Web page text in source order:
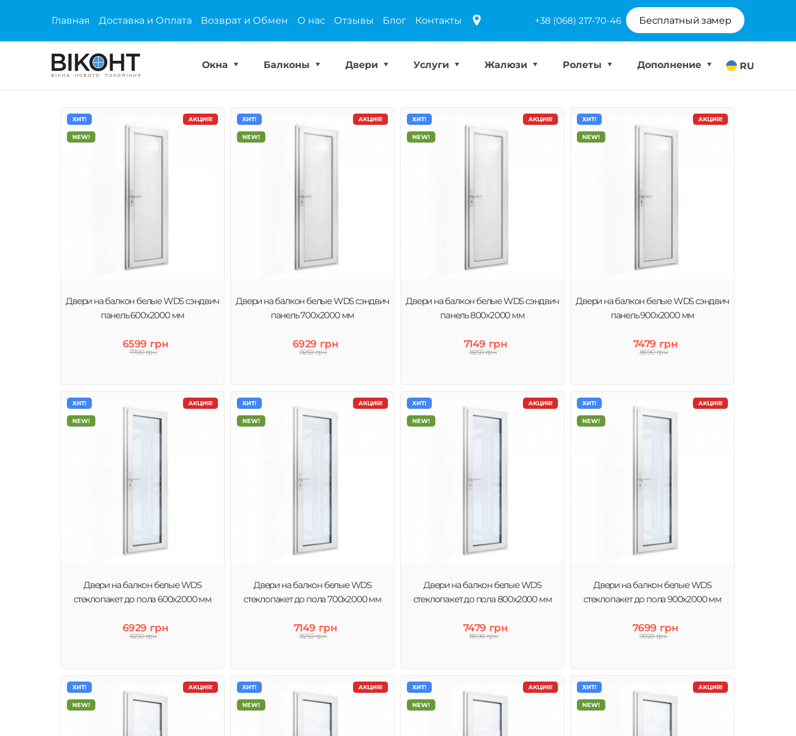
Главная Доставка и Оплата Возврат и Обмен О нас Отзывы Блог Контакты +38 (068) 217-70-46 Бесплатный замер
RU
Окна Балконы Двери Услуги Жалюзи Ролеты Дополнение
АКЦИЯ!
ХИТ!
NEW!
Двери на балкон белые WDS сэндвич
панель 600x2000 мм
6599 грн
7700 грн
АКЦИЯ!
ХИТ!
NEW!
Двери на балкон белые WDS сэндвич
панель 700x2000 мм
6929 грн
8250 грн
АКЦИЯ!
ХИТ!
NEW!
Двери на балкон белые WDS сэндвич
панель 800x2000 мм
7149 грн
8250 грн
АКЦИЯ!
ХИТ!
NEW!
Двери на балкон белые WDS сэндвич
панель 900x2000 мм
7479 грн
8690 грн
АКЦИЯ!
ХИТ!
NEW!
Двери на балкон белые WDS
стеклопакет до пола 600x2000 мм
6929 грн
8250 грн
АКЦИЯ!
ХИТ!
NEW!
Двери на балкон белые WDS
стеклопакет до пола 700x2000 мм
7149 грн
8250 грн
АКЦИЯ!
ХИТ!
NEW!
Двери на балкон белые WDS
стеклопакет до пола 800x2000 мм
7479 грн
8690 грн
АКЦИЯ!
ХИТ!
NEW!
Двери на балкон белые WDS
стеклопакет до пола 900x2000 мм
7699 грн
9020 грн
АКЦИЯ!
ХИТ!
NEW!
АКЦИЯ!
ХИТ!
NEW!
АКЦИЯ!
ХИТ!
NEW!
АКЦИЯ!
ХИТ!
NEW!